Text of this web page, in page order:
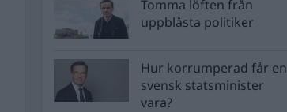
Tomma löften från
uppblåsta politiker
Hur korrumperad får en
svensk statsminister
vara?